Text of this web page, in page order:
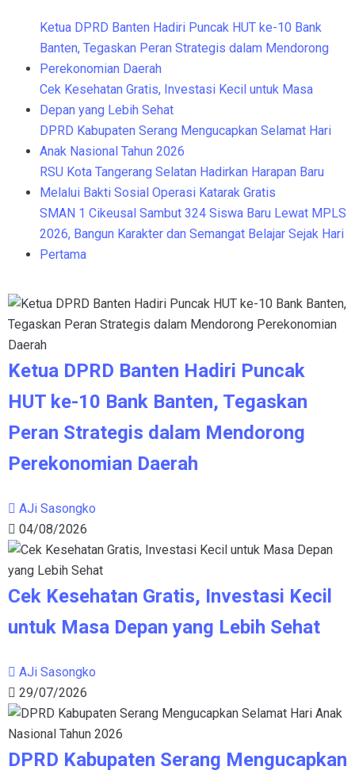
Ketua DPRD Banten Hadiri Puncak HUT ke-10 Bank
Banten, Tegaskan Peran Strategis dalam Mendorong
Perekonomian Daerah
Cek Kesehatan Gratis, Investasi Kecil untuk Masa
Depan yang Lebih Sehat
DPRD Kabupaten Serang Mengucapkan Selamat Hari
Anak Nasional Tahun 2026
RSU Kota Tangerang Selatan Hadirkan Harapan Baru
Melalui Bakti Sosial Operasi Katarak Gratis
SMAN 1 Cikeusal Sambut 324 Siswa Baru Lewat MPLS
2026, Bangun Karakter dan Semangat Belajar Sejak Hari
Pertama
Ketua DPRD Banten Hadiri Puncak
HUT ke-10 Bank Banten, Tegaskan
Peran Strategis dalam Mendorong
Perekonomian Daerah
AJi Sasongko
04/08/2026
Cek Kesehatan Gratis, Investasi Kecil
untuk Masa Depan yang Lebih Sehat
AJi Sasongko
29/07/2026
DPRD Kabupaten Serang Mengucapkan